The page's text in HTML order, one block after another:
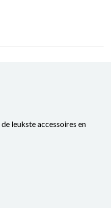
leukste accessoires en